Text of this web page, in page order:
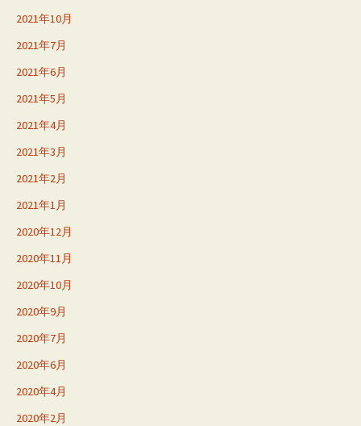
2021年10月
2021年7月
2021年6月
2021年5月
2021年4月
2021年3月
2021年2月
2021年1月
2020年12月
2020年11月
2020年10月
2020年9月
2020年7月
2020年6月
2020年4月
2020年2月